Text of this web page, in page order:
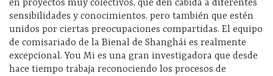
en proyectos muy colectivos, que den cabida a diferentes
sensibilidades y conocimientos, pero también que estén
unidos por ciertas preocupaciones compartidas. El equipo
de comisariado de la Bienal de Shanghái es realmente
excepcional. You Mi es una gran investigadora que desde
hace tiempo trabaja reconociendo los procesos de